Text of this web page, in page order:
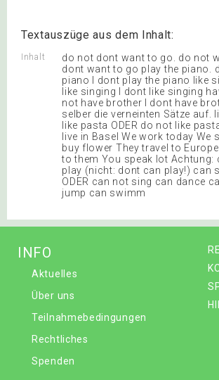
Textauszüge aus dem Inhalt:
Inhalt
do not dont want to go. do not
dont want to go play the piano.
piano I dont play the piano like
like singing I dont like singing
not have brother I dont have
selber die verneinten Sätze auf.
like pasta ODER do not like
live in Basel We work today We
buy flower They travel to
to them You speak lot Achtung:
play (nicht: dont can play!) can
ODER can not sing can dance
jump can swimm
INFO
Aktuelles
Über uns
Teilnahmebedingungen
Rechtliches
Spenden